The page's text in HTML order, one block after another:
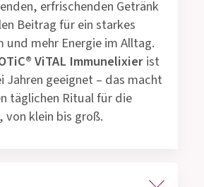
erfrischenden Getränk
Beitrag für ein starkes
und mehr Energie im Alltag.
ViTAL Immunelixierist
Jahren geeignet – das macht
täglichen Ritual für die
von klein bis groß.